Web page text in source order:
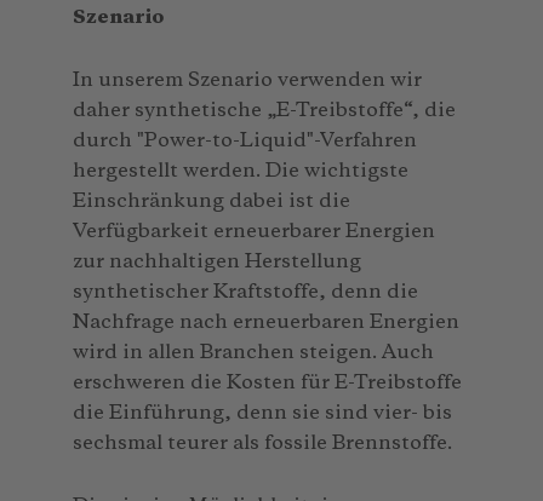
Szenario
In unserem Szenario verwenden wir
daher synthetische „E-Treibstoffe“, die
durch "Power-to-Liquid"-Verfahren
hergestellt werden. Die wichtigste
Einschränkung dabei ist die
Verfügbarkeit erneuerbarer Energien
zur nachhaltigen Herstellung
synthetischer Kraftstoffe, denn die
Nachfrage nach erneuerbaren Energien
wird in allen Branchen steigen. Auch
erschweren die Kosten für E-Treibstoffe
die Einführung, denn sie sind vier- bis
sechsmal teurer als fossile Brennstoffe.